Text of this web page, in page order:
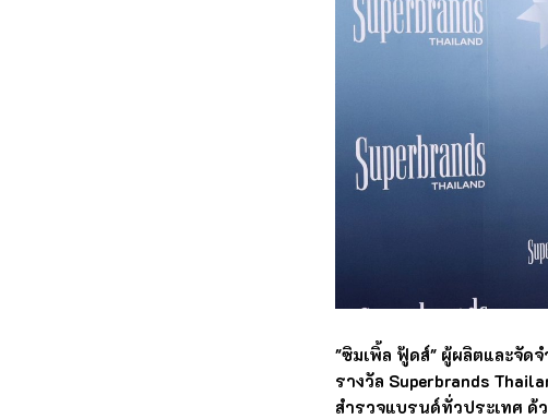
"ซิมเพิ้ล ฟู้ดส์" ผู้ผลิตและจัด
รางวัล Superbrands
สำรวจแบรนด์ทั่วประเทศ